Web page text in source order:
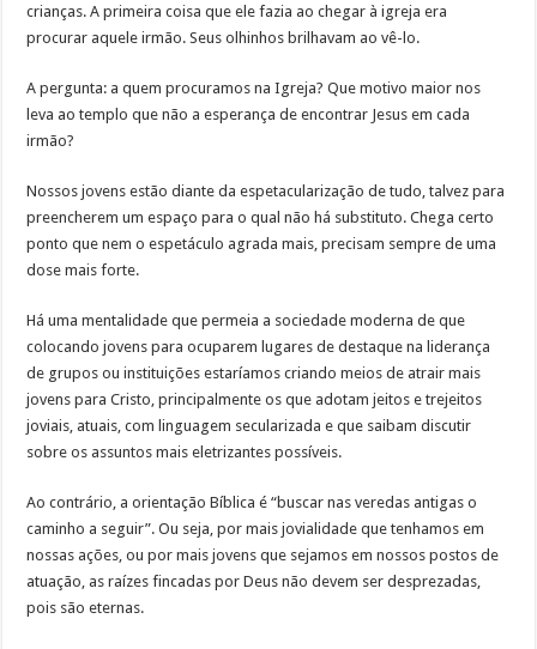
crianças. A primeira coisa que ele fazia ao chegar à igreja era
procurar aquele irmão. Seus olhinhos brilhavam ao vê-lo.
A pergunta: a quem procuramos na Igreja? Que motivo maior nos
leva ao templo que não a esperança de encontrar Jesus em cada
irmão?
Nossos jovens estão diante da espetacularização de tudo, talvez para
preencherem um espaço para o qual não há substituto. Chega certo
ponto que nem o espetáculo agrada mais, precisam sempre de uma
dose mais forte.
Há uma mentalidade que permeia a sociedade moderna de que
colocando jovens para ocuparem lugares de destaque na liderança
de grupos ou instituições estaríamos criando meios de atrair mais
jovens para Cristo, principalmente os que adotam jeitos e trejeitos
joviais, atuais, com linguagem secularizada e que saibam discutir
sobre os assuntos mais eletrizantes possíveis.
Ao contrário, a orientação Bíblica é “buscar nas veredas antigas o
caminho a seguir”. Ou seja, por mais jovialidade que tenhamos em
nossas ações, ou por mais jovens que sejamos em nossos postos de
atuação, as raízes fincadas por Deus não devem ser desprezadas,
pois são eternas.